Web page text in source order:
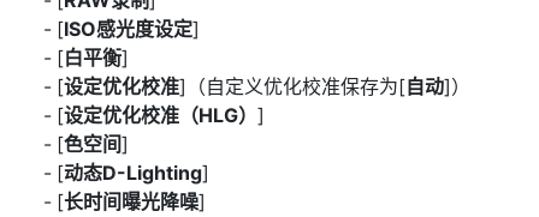
[ISO感光度设定]
[白平衡]
[设定优化校准]（自定义优化校准保存为[自动]）
[设定优化校准（HLG） ]
[色空间]
[动态D-Lighting]
[长时间曝光降噪]